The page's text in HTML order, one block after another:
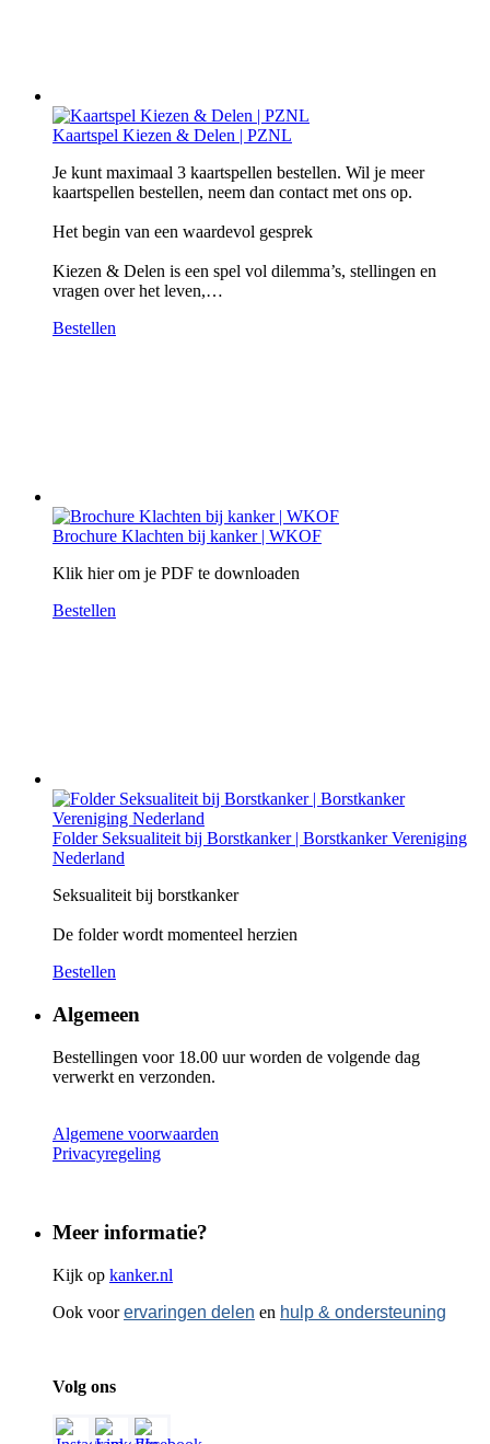
Kaartspel Kiezen & Delen | PZNL
Je kunt maximaal 3 kaartspellen bestellen. Wil je meer
kaartspellen bestellen, neem dan contact met ons op.
Het begin van een waardevol gesprek
Kiezen & Delen is een spel vol dilemma’s, stellingen en
vragen over het leven,…
Bestellen
Brochure Klachten bij kanker | WKOF
Klik hier om je PDF te downloaden
Bestellen
Folder Seksualiteit bij Borstkanker | Borstkanker Vereniging
Nederland
Seksualiteit bij borstkanker
De folder wordt momenteel herzien
Bestellen
Algemeen
Bestellingen voor 18.00 uur worden de volgende dag
verwerkt en verzonden.
Algemene voorwaarden
Privacyregeling
Meer informatie?
Kijk op kanker.nl
Ook voorervaringen delen en hulp & ondersteuning
Volg ons